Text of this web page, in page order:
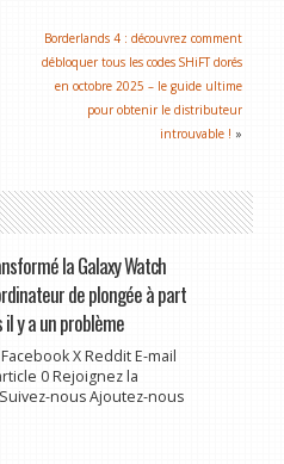
Borderlands 4 : découvrez comment
débloquer tous les codes SHiFT dorés
en octobre 2025 – le guide ultime
pour obtenir le distributeur
introuvable ! »
la Galaxy Watch
de plongée à part
y a un problème
X Reddit E-mail
0 Rejoignez la
nous Ajoutez-nous